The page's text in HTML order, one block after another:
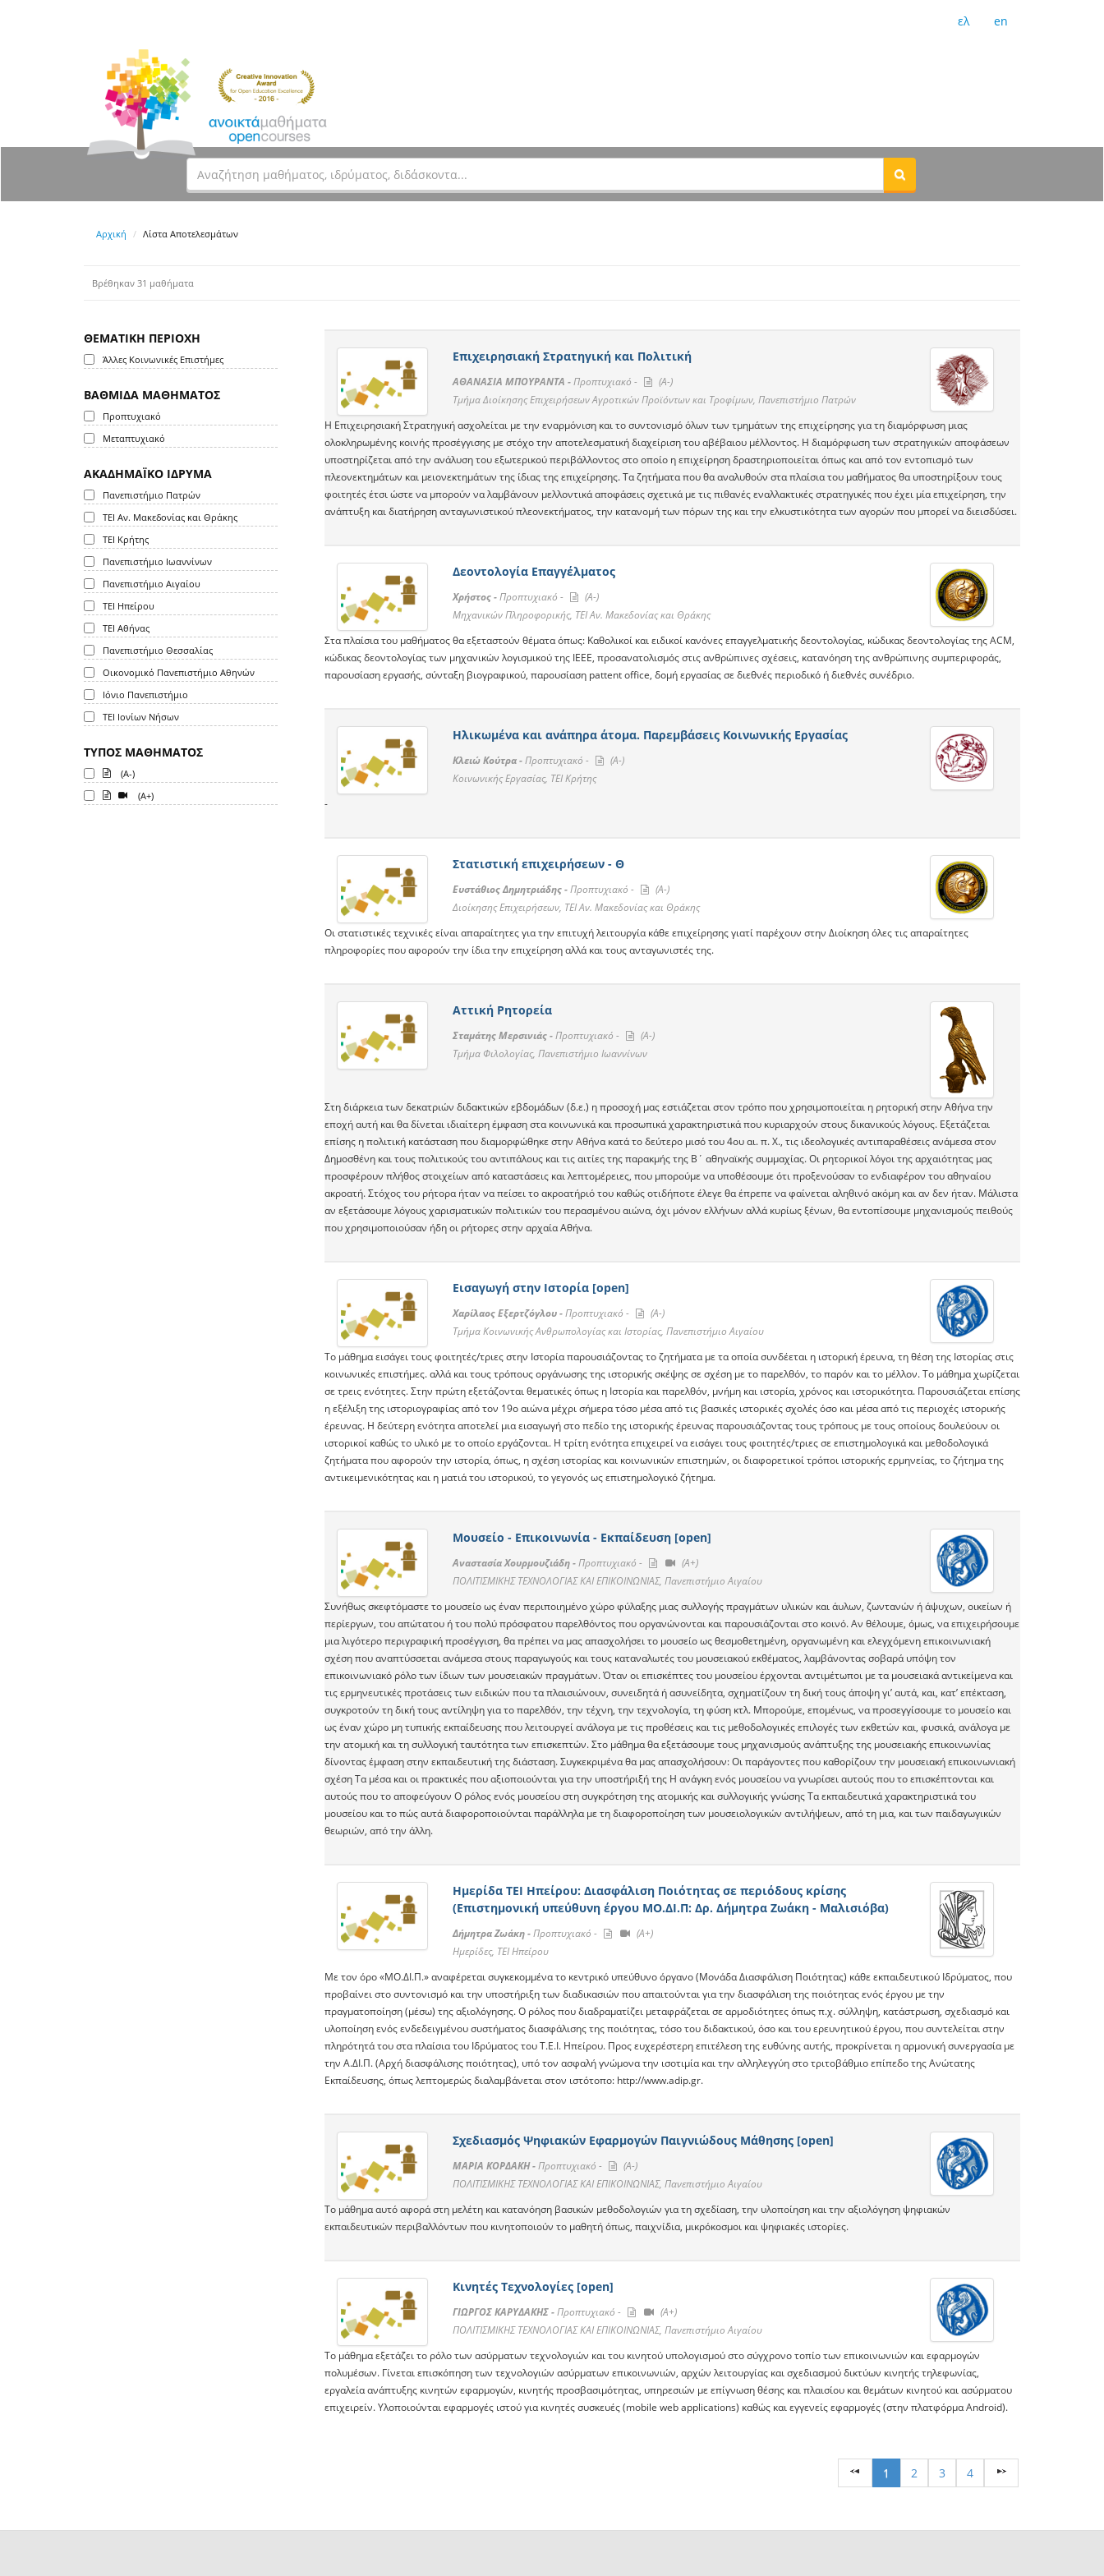
ελ en
Αρχική Λίστα Αποτελεσμάτων
Βρέθηκαν 31 μαθήματα
ΘΕΜΑΤΙΚΗ ΠΕΡΙΟΧΗ
Άλλες Κοινωνικές Επιστήμες
ΒΑΘΜΙΔΑ ΜΑΘΗΜΑΤΟΣ
Προπτυχιακό
Μεταπτυχιακό
ΑΚΑΔΗΜΑΪΚΟ ΙΔΡΥΜΑ
Πανεπιστήμιο Πατρών
ΤΕΙ Αν. Μακεδονίας και Θράκης
ΤΕΙ Κρήτης
Πανεπιστήμιο Ιωαννίνων
Πανεπιστήμιο Αιγαίου
ΤΕΙ Ηπείρου
ΤΕΙ Αθήνας
Πανεπιστήμιο Θεσσαλίας
Οικονομικό Πανεπιστήμιο Αθηνών
Ιόνιο Πανεπιστήμιο
ΤΕΙ Ιονίων Νήσων
ΤΥΠΟΣ ΜΑΘΗΜΑΤΟΣ
(A-)
(A+)
Επιχειρησιακή Στρατηγική και Πολιτική
ΑΘΑΝΑΣΙΑ ΜΠΟΥΡΑΝΤΑ -Προπτυχιακό -
(A-)
Τμήμα Διοίκησης Επιχειρήσεων Αγροτικών Προϊόντων και Τροφίμων, Πανεπιστήμιο Πατρών
Η Επιχειρησιακή Στρατηγική ασχολείται με την εναρμόνιση και το συντονισμό όλων των τμημάτων της επιχείρησης για τη διαμόρφωση μιας
ολοκληρωμένης κοινής προσέγγισης με στόχο την αποτελεσματική διαχείριση του αβέβαιου μέλλοντος. Η διαμόρφωση των στρατηγικών αποφάσεων
υποστηρίζεται από την ανάλυση του εξωτερικού περιβάλλοντος στο οποίο η επιχείρηση δραστηριοποιείται όπως και από τον εντοπισμό των
πλεονεκτημάτων και μειονεκτημάτων της ίδιας της επιχείρησης. Τα ζητήματα που θα αναλυθούν στα πλαίσια του μαθήματος θα υποστηρίξουν τους
φοιτητές έτσι ώστε να μπορούν να λαμβάνουν μελλοντικά αποφάσεις σχετικά με τις πιθανές εναλλακτικές στρατηγικές που έχει μία επιχείρηση, την
ανάπτυξη και διατήρηση ανταγωνιστικού πλεονεκτήματος, την κατανομή των πόρων της και την ελκυστικότητα των αγορών που μπορεί να διεισδύσει.
Δεοντολογία Επαγγέλματος
Χρήστος -Προπτυχιακό -
(A-)
Μηχανικών Πληροφορικής, ΤΕΙ Αν. Μακεδονίας και Θράκης
Στα πλαίσια του μαθήματος θα εξεταστούν θέματα όπως: Καθολικοί και ειδικοί κανόνες επαγγελματικής δεοντολογίας, κώδικας δεοντολογίας της ACM,
κώδικας δεοντολογίας των μηχανικών λογισμικού της IEEE, προσανατολισμός στις ανθρώπινες σχέσεις, κατανόηση της ανθρώπινης συμπεριφοράς,
παρουσίαση εργασής, σύνταξη βιογραφικού, παρουσίαση pattent office, δομή εργασίας σε διεθνές περιοδικό ή διεθνές συνέδριο.
Ηλικωμένα και ανάπηρα άτομα. Παρεμβάσεις Κοινωνικής Εργασίας
Κλειώ Κούτρα -Προπτυχιακό -
(A-)
Κοινωνικής Εργασίας, ΤΕΙ Κρήτης
-
Στατιστική επιχειρήσεων - Θ
Ευστάθιος Δημητριάδης -Προπτυχιακό -
(A-)
Διοίκησης Επιχειρήσεων, ΤΕΙ Αν. Μακεδονίας και Θράκης
Οι στατιστικές τεχνικές είναι απαραίτητες για την επιτυχή λειτουργία κάθε επιχείρησης γιατί παρέχουν στην Διοίκηση όλες τις απαραίτητες
πληροφορίες που αφορούν την ίδια την επιχείρηση αλλά και τους ανταγωνιστές της.
Αττική Ρητορεία
Σταμάτης Μερσινιάς -Προπτυχιακό -
(A-)
Τμήμα Φιλολογίας, Πανεπιστήμιο Ιωαννίνων
Στη διάρκεια των δεκατριών διδακτικών εβδομάδων (δ.ε.) η προσοχή μας εστιάζεται στον τρόπο που χρησιμοποιείται η ρητορική στην Αθήνα την
εποχή αυτή και θα δίνεται ιδιαίτερη έμφαση στα κοινωνικά και προσωπικά χαρακτηριστικά που κυριαρχούν στους δικανικούς λόγους. Εξετάζεται
επίσης η πολιτική κατάσταση που διαμορφώθηκε στην Αθήνα κατά το δεύτερο μισό του 4ου αι. π. Χ., τις ιδεολογικές αντιπαραθέσεις ανάμεσα στον
Δημοσθένη και τους πολιτικούς του αντιπάλους και τις αιτίες της παρακμής της Β΄ αθηναϊκής συμμαχίας. Οι ρητορικοί λόγοι της αρχαιότητας μας
προσφέρουν πλήθος στοιχείων από καταστάσεις και λεπτομέρειες, που μπορούμε να υποθέσουμε ότι προξενούσαν το ενδιαφέρον του αθηναίου
ακροατή. Στόχος του ρήτορα ήταν να πείσει το ακροατήριό του καθώς οτιδήποτε έλεγε θα έπρεπε να φαίνεται αληθινό ακόμη και αν δεν ήταν. Μάλιστα
αν εξετάσουμε λόγους χαρισματικών πολιτικών του περασμένου αιώνα, όχι μόνον ελλήνων αλλά κυρίως ξένων, θα εντοπίσουμε μηχανισμoύς πειθούς
που χρησιμοποιούσαν ήδη οι ρήτορες στην αρχαία Αθήνα.
Εισαγωγή στην Ιστορία [open]
Χαρίλαος Εξερτζόγλου -Προπτυχιακό -
(A-)
Tμήμα Κοινωνικής Ανθρωπολογίας και Ιστορίας, Πανεπιστήμιο Αιγαίου
Το μάθημα εισάγει τους φοιτητές/τριες στην Ιστορία παρουσιάζοντας το ζητήματα με τα οποία συνδέεται η ιστορική έρευνα, τη θέση της Ιστορίας στις
κοινωνικές επιστήμες. αλλά και τους τρόπους οργάνωσης της ιστορικής σκέψης σε σχέση με το παρελθόν, το παρόν και το μέλλον. Το μάθημα χωρίζεται
σε τρεις ενότητες. Στην πρώτη εξετάζονται θεματικές όπως η Ιστορία και παρελθόν, μνήμη και ιστορία, χρόνος και ιστορικότητα. Παρουσιάζεται επίσης
η εξέλιξη της ιστοριογραφίας από τον 19ο αιώνα μέχρι σήμερα τόσο μέσα από τις βασικές ιστορικές σχολές όσο και μέσα από τις περιοχές ιστορικής
έρευνας. Η δεύτερη ενότητα αποτελεί μια εισαγωγή στο πεδίο της ιστορικής έρευνας παρουσιάζοντας τους τρόπους με τους οποίους δουλεύουν οι
ιστορικοί καθώς το υλικό με το οποίο εργάζονται. Η τρίτη ενότητα επιχειρεί να εισάγει τους φοιτητές/τριες σε επιστημολογικά και μεθοδολογικά
ζητήματα που αφορούν την ιστορία, όπως, η σχέση ιστορίας και κοινωνικών επιστημών, οι διαφορετικοί τρόποι ιστορικής ερμηνείας, το ζήτημα της
αντικειμενικότητας και η ματιά του ιστορικού, το γεγονός ως επιστημολογικό ζήτημα.
Μουσείο - Επικοινωνία - Εκπαίδευση [open]
Αναστασία Χουρμουζιάδη -Προπτυχιακό -
(A+)
ΠΟΛΙΤΙΣΜΙΚΗΣ ΤΕΧΝΟΛΟΓΙΑΣ ΚΑΙ ΕΠΙΚΟΙΝΩΝΙΑΣ, Πανεπιστήμιο Αιγαίου
Συνήθως σκεφτόμαστε το μουσείο ως έναν περιποιημένο χώρο φύλαξης μιας συλλογής πραγμάτων υλικών και άυλων, ζωντανών ή άψυχων, οικείων ή
περίεργων, του απώτατου ή του πολύ πρόσφατου παρελθόντος που οργανώνονται και παρουσιάζονται στο κοινό. Αν θέλουμε, όμως, να επιχειρήσουμε
μια λιγότερο περιγραφική προσέγγιση, θα πρέπει να μας απασχολήσει το μουσείο ως θεσμοθετημένη, οργανωμένη και ελεγχόμενη επικοινωνιακή
σχέση που αναπτύσσεται ανάμεσα στους παραγωγούς και τους καταναλωτές του μουσειακού εκθέματος, λαμβάνοντας σοβαρά υπόψη τον
επικοινωνιακό ρόλο των ίδιων των μουσειακών πραγμάτων. Όταν οι επισκέπτες του μουσείου έρχονται αντιμέτωποι με τα μουσειακά αντικείμενα και
τις ερμηνευτικές προτάσεις των ειδικών που τα πλαισιώνουν, συνειδητά ή ασυνείδητα, σχηματίζουν τη δική τους άποψη γι’ αυτά, και, κατ’ επέκταση,
συγκροτούν τη δική τους αντίληψη για το παρελθόν, την τέχνη, την τεχνολογία, τη φύση κτλ. Μπορούμε, επομένως, να προσεγγίσουμε το μουσείο και
ως έναν χώρο μη τυπικής εκπαίδευσης που λειτουργεί ανάλογα με τις προθέσεις και τις μεθοδολογικές επιλογές των εκθετών και, φυσικά, ανάλογα με
την ατομική και τη συλλογική ταυτότητα των επισκεπτών. Στο μάθημα θα εξετάσουμε τους μηχανισμούς ανάπτυξης της μουσειακής επικοινωνίας
δίνοντας έμφαση στην εκπαιδευτική της διάσταση. Συγκεκριμένα θα μας απασχολήσουν: Οι παράγοντες που καθορίζουν την μουσειακή επικοινωνιακή
σχέση Τα μέσα και οι πρακτικές που αξιοποιούνται για την υποστήριξή της Η ανάγκη ενός μουσείου να γνωρίσει αυτούς που το επισκέπτονται και
αυτούς που το αποφεύγουν Ο ρόλος ενός μουσείου στη συγκρότηση της ατομικής και συλλογικής γνώσης Τα εκπαιδευτικά χαρακτηριστικά του
μουσείου και το πώς αυτά διαφοροποιούνται παράλληλα με τη διαφοροποίηση των μουσειολογικών αντιλήψεων, από τη μια, και των παιδαγωγικών
θεωριών, από την άλλη.
Ημερίδα ΤΕΙ Ηπείρου: Διασφάλιση Ποιότητας σε περιόδους κρίσης
(Επιστημονική υπεύθυνη έργου ΜΟ.ΔΙ.Π: Δρ. Δήμητρα Ζωάκη - Μαλισιόβα)
Δήμητρα Ζωάκη -Προπτυχιακό -
(A+)
Ημερίδες, ΤΕΙ Ηπείρου
Με τον όρο «ΜΟ.ΔΙ.Π.» αναφέρεται συγκεκομμένα το κεντρικό υπεύθυνο όργανο (Μoνάδα Διασφάλιση Ποιότητας) κάθε εκπαιδευτικού Ιδρύματος, που
προβαίνει στο συντονισμό και την υποστήριξη των διαδικασιών που απαιτούνται για την διασφάλιση της ποιότητας ενός έργου με την
πραγματοποίηση (μέσω) της αξιολόγησης. Ο ρόλος που διαδραματίζει μεταφράζεται σε αρμοδιότητες όπως π.χ. σύλληψη, κατάστρωση, σχεδιασμό και
υλοποίηση ενός ενδεδειγμένου συστήματος διασφάλισης της ποιότητας, τόσο του διδακτικού, όσο και του ερευνητικού έργου, που συντελείται στην
πληρότητά του στα πλαίσια του Ιδρύματος του Τ.Ε.Ι. Ηπείρου. Προς ευχερέστερη επιτέλεση της ευθύνης αυτής, προκρίνεται η αρμονική συνεργασία με
την Α.ΔΙ.Π. (Αρχή διασφάλισης ποιότητας), υπό τον ασφαλή γνώμονα την ισοτιμία και την αλληλεγγύη στο τριτοβάθμιο επίπεδο της Ανώτατης
Εκπαίδευσης, όπως λεπτομερώς διαλαμβάνεται στον ιστότοπο: http://www.adip.gr.
Σχεδιασμός Ψηφιακών Εφαρμογών Παιγνιώδους Μάθησης [open]
ΜΑΡΙΑ ΚΟΡΔΑΚΗ -Προπτυχιακό -
(A-)
ΠΟΛΙΤΙΣΜΙΚΗΣ ΤΕΧΝΟΛΟΓΙΑΣ ΚΑΙ ΕΠΙΚΟΙΝΩΝΙΑΣ, Πανεπιστήμιο Αιγαίου
Το μάθημα αυτό αφορά στη μελέτη και κατανόηση βασικών μεθοδολογιών για τη σχεδίαση, την υλοποίηση και την αξιολόγηση ψηφιακών
εκπαιδευτικών περιβαλλόντων που κινητοποιούν το μαθητή όπως, παιχνίδια, μικρόκοσμοι και ψηφιακές ιστορίες.
Κινητές Τεχνολογίες [open]
ΓΙΩΡΓΟΣ ΚΑΡΥΔΑΚΗΣ -Προπτυχιακό -
(A+)
ΠΟΛΙΤΙΣΜΙΚΗΣ ΤΕΧΝΟΛΟΓΙΑΣ ΚΑΙ ΕΠΙΚΟΙΝΩΝΙΑΣ, Πανεπιστήμιο Αιγαίου
Το μάθημα εξετάζει το ρόλο των ασύρματων τεχνολογιών και του κινητού υπολογισμού στο σύγχρονο τοπίο των επικοινωνιών και εφαρμογών
πολυμέσων. Γίνεται επισκόπηση των τεχνολογιών ασύρματων επικοινωνιών, αρχών λειτουργίας και σχεδιασμού δικτύων κινητής τηλεφωνίας,
εργαλεία ανάπτυξης κινητών εφαρμογών, κινητής προσβασιμότητας, υπηρεσιών με επίγνωση θέσης και πλαισίου και θεμάτων κινητού και ασύρματου
επιχειρείν. Υλοποιούνται εφαρμογές ιστού για κινητές συσκευές (mobile web applications) καθώς και εγγενείς εφαρμογές (στην πλατφόρμα Android).
1 2 3 4